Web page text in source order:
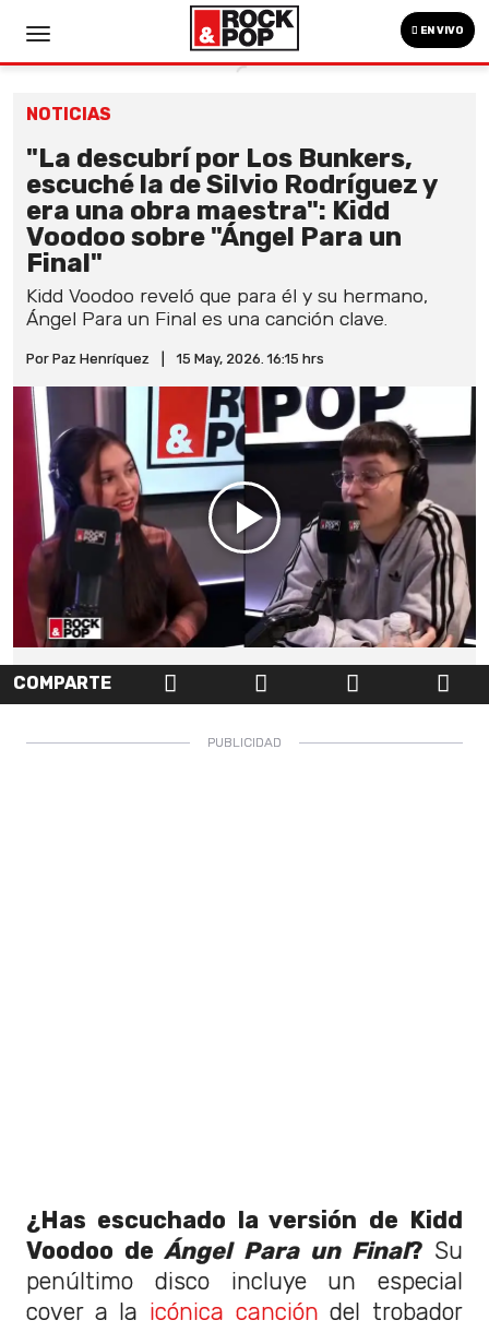
EN VIVO
NOTICIAS
"La descubrí por Los Bunkers,
escuché la de Silvio Rodríguez y
era una obra maestra": Kidd
Voodoo sobre "Ángel Para un
Final"
Kidd Voodoo reveló que para él y su hermano,
Ángel Para un Final es una canción clave.
Por Paz Henríquez 15 May, 2026. 16:15 hrs
COMPARTE
¿Has escuchado la versión de Kidd
Voodoo de Ángel Para un Final?Su
penúltimo disco incluye un especial
cover a la icónica canción del trobador